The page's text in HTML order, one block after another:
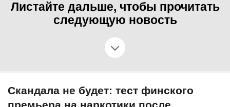
Листайте дальше, чтобы прочитать
следующую новость